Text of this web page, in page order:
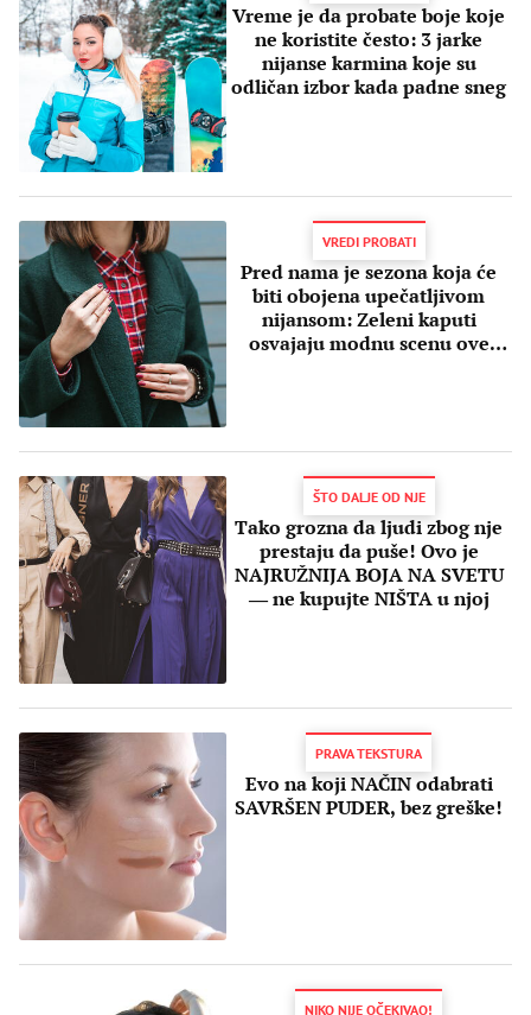
Vreme je da probate boje koje
ne koristite često: 3 jarke
nijanse karmina koje su
odličan izbor kada padne sneg
VREDI PROBATI
Pred nama je sezona koja će
biti obojena upečatljivom
nijansom: Zeleni kaputi
osvajaju modnu scenu ove
ŠTO DALJE OD NJE
Tako grozna da ljudi zbog nje
prestaju da puše! Ovo je
NAJRUŽNIJA BOJA NA SVETU
― ne kupujte NIŠTA u njoj
PRAVA TEKSTURA
Evo na koji NAČIN odabrati
SAVRŠEN PUDER, bez greške!
NIKO NIJE OČEKIVAO!